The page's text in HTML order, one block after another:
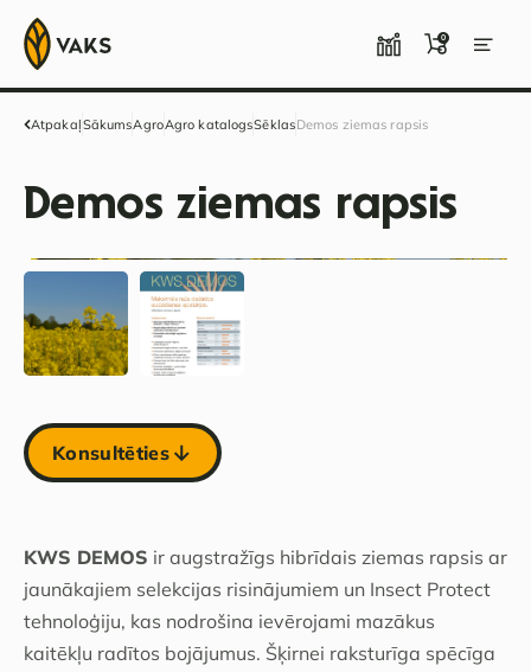
0
AtpakaļSākumsAgroAgro katalogsSēklasDemos ziemas rapsis
Demos ziemas rapsis
Konsultēties
KWS DEMOS ir augstražīgs hibrīdais ziemas rapsis ar
jaunākajiem selekcijas risinājumiem un Insect Protect
tehnoloģiju, kas nodrošina ievērojami mazākus
kaitēkļu radītos bojājumus. Šķirnei raksturīga spēcīga